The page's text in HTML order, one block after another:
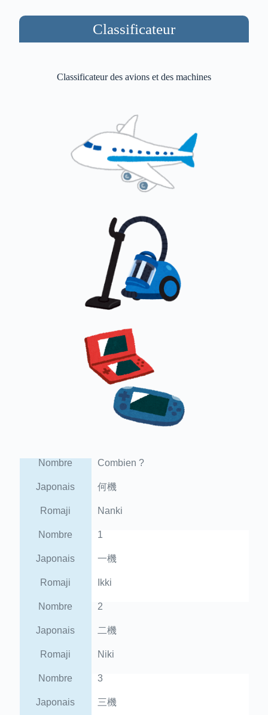
Classificateur
Classificateur des avions et des machines
Nombre Combien ?
Japonais 何機
Romaji Nanki
Nombre 1
Japonais 一機
Romaji Ikki
Nombre 2
Japonais 二機
Romaji Niki
Nombre 3
Japonais 三機